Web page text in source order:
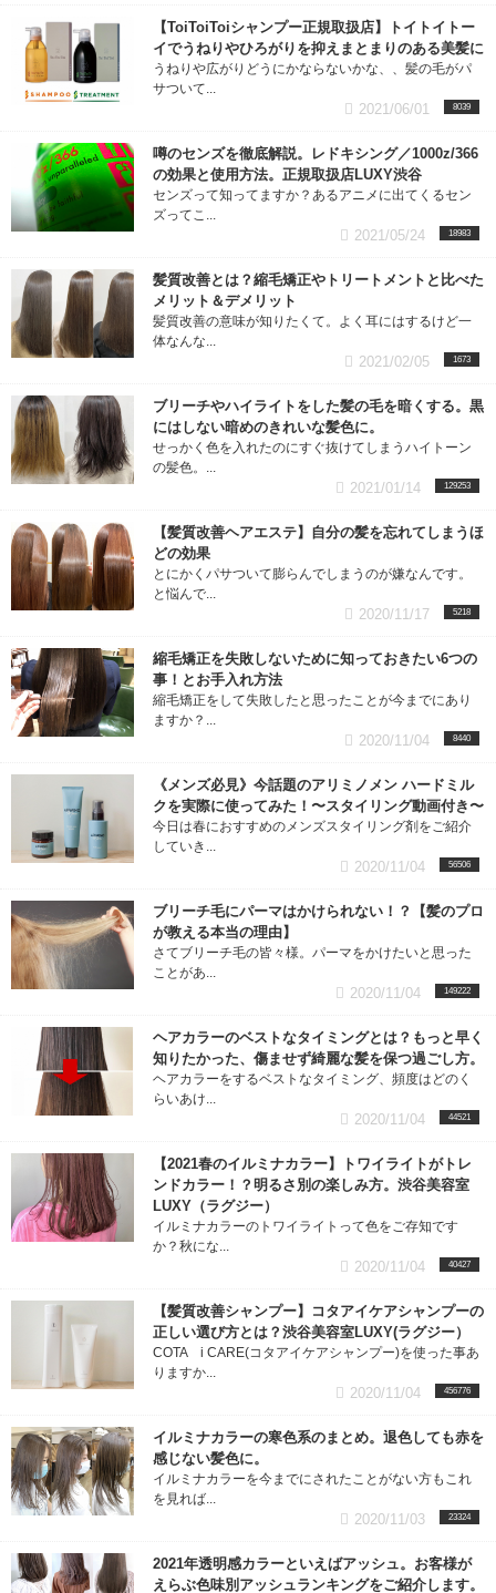
【ToiToiToiシャンプー正規取扱店】トイトイトー
イでうねりやひろがりを抑えまとまりのある美髪に
うねりや広がりどうにかならないかな、、髪の毛がパ
サついて...
8039
2021/06/01
噂のセンズを徹底解説。レドキシング／1000z/366
の効果と使用方法。正規取扱店LUXY渋谷
センズって知ってますか？あるアニメに出てくるセン
ズってこ...
18983
2021/05/24
髪質改善とは？縮毛矯正やトリートメントと比べた
メリット＆デメリット
髪質改善の意味が知りたくて。よく耳にはするけど一
体なんな...
1673
2021/02/05
ブリーチやハイライトをした髪の毛を暗くする。黒
にはしない暗めのきれいな髪色に。
せっかく色を入れたのにすぐ抜けてしまうハイトーン
の髪色。...
129253
2021/01/14
【髪質改善ヘアエステ】自分の髪を忘れてしまうほ
どの効果
とにかくパサついて膨らんでしまうのが嫌なんです。
と悩んで...
5218
2020/11/17
縮毛矯正を失敗しないために知っておきたい6つの
事！とお手入れ方法
縮毛矯正をして失敗したと思ったことが今までにあり
ますか？...
8440
2020/11/04
《メンズ必見》今話題のアリミノメン ハードミル
クを実際に使ってみた！〜スタイリング動画付き〜
今日は春におすすめのメンズスタイリング剤をご紹介
していき...
56506
2020/11/04
ブリーチ毛にパーマはかけられない！？【髪のプロ
が教える本当の理由】
さてブリーチ毛の皆々様。パーマをかけたいと思った
ことがあ...
149222
2020/11/04
ヘアカラーのベストなタイミングとは？もっと早く
知りたかった、傷ませず綺麗な髪を保つ過ごし方。
ヘアカラーをするベストなタイミング、頻度はどのく
らいあけ...
44521
2020/11/04
【2021春のイルミナカラー】トワイライトがトレ
ンドカラー！？明るさ別の楽しみ方。渋谷美容室
LUXY（ラグジー）
イルミナカラーのトワイライトって色をご存知です
か？秋にな...
40427
2020/11/04
【髪質改善シャンプー】コタアイケアシャンプーの
正しい選び方とは？渋谷美容室LUXY(ラグジー）
COTA i CARE(コタアイケアシャンプー)を使った事あ
りますか...
456776
2020/11/04
イルミナカラーの寒色系のまとめ。退色しても赤を
感じない髪色に。
イルミナカラーを今までにされたことがない方もこれ
を見れば...
23324
2020/11/03
2021年透明感カラーといえばアッシュ。お客様が
えらぶ色味別アッシュランキングをご紹介します。